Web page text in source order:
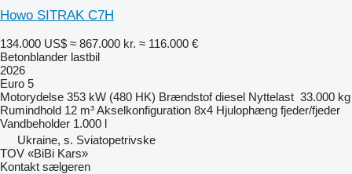
Howo SITRAK C7H
134.000 US$ ≈ 867.000 kr. ≈ 116.000 €
Betonblander lastbil
2026
Euro 5
Motorydelse 353 kW (480 HK) Brændstof diesel Nyttelast 33.000 kg
Rumindhold 12 m³Akselkonfiguration 8x4 Hjulophæng fjeder/fjeder
Vandbeholder 1.000 l
Ukraine, s. Sviatopetrivske
TOV «BiBi Kars»
Kontakt sælgeren